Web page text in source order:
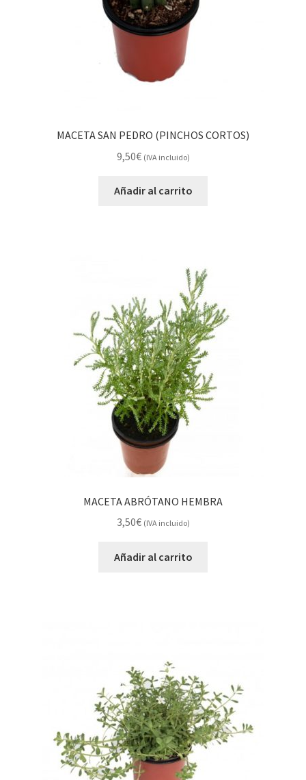
MACETA SAN PEDRO (PINCHOS CORTOS)
9,50€ (IVA incluido)
Añadir al carrito
MACETA ABRÓTANO HEMBRA
3,50€ (IVA incluido)
Añadir al carrito